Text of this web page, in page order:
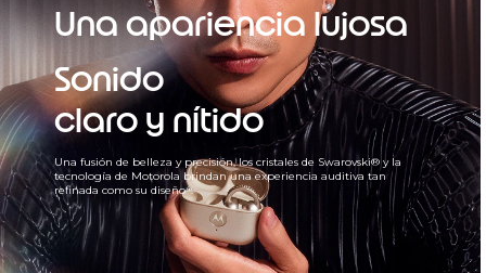
Una apariencia lujosa
Sonido
claro y nítido
Una fusión de belleza y precisión, los cristales de Swarovski® y la
tecnología de Motorola brindan una experiencia auditiva tan
refinada como su diseño⁴.